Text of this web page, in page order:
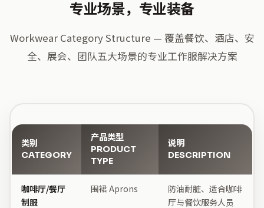
专业场景，专业装备
Workwear Category Structure — 覆盖餐饮、酒店、安
全、展会、团队五大场景的专业工作服解决方案
类别
CATEGORY
产品类型
PRODUCT
TYPE
说明
DESCRIPTION
咖啡厅/餐厅
制服
围裙 Aprons
防油耐脏、适合咖啡
厅与餐饮服务人员